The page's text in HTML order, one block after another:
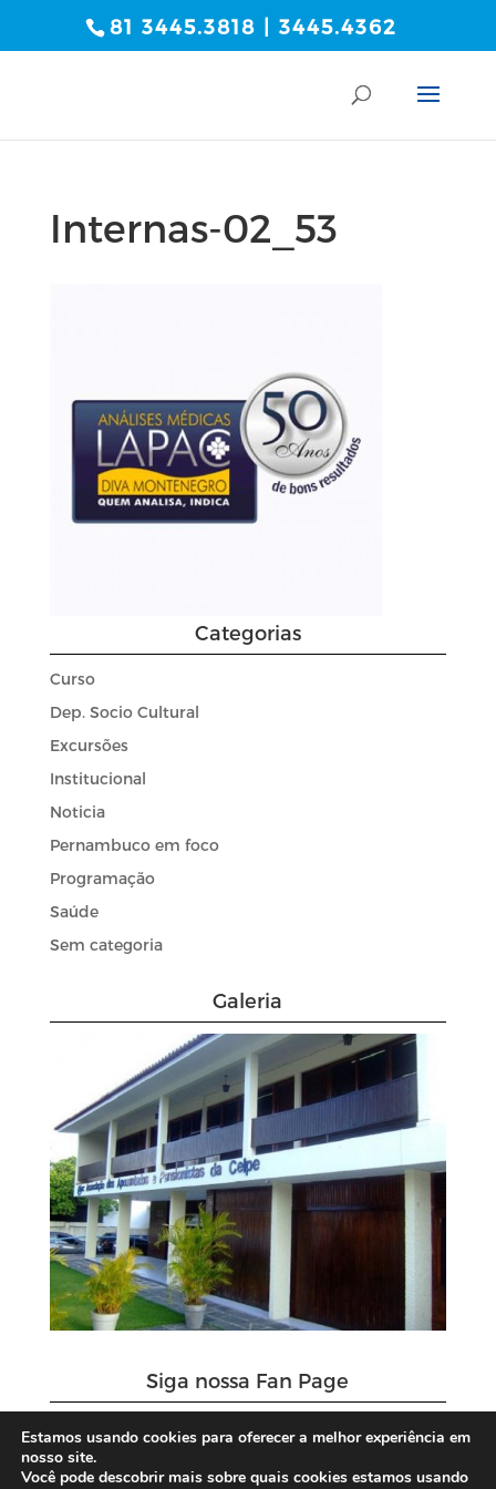
81 3445.3818 | 3445.4362
Internas-02_53
Categorias
Curso
Dep. Socio Cultural
Excursões
Institucional
Noticia
Pernambuco em foco
Programação
Saúde
Sem categoria
Galeria
Siga nossa Fan Page
Estamos usando cookies para oferecer a melhor experiência em
nosso site.
Você pode descobrir mais sobre quais cookies estamos usando